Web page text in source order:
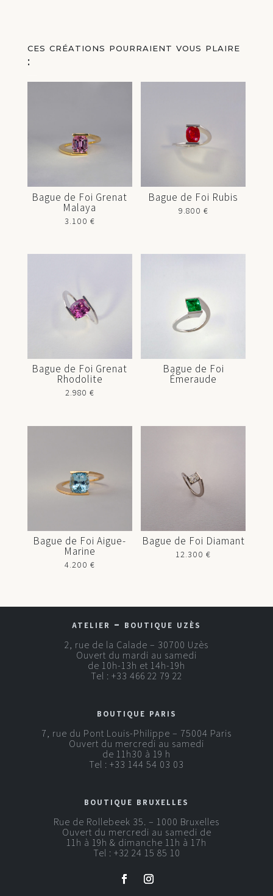
ces créations pourraient vous plaire
:
Bague de Foi Grenat
Malaya
3.100 €
Bague de Foi Rubis
9.800 €
Bague de Foi Grenat
Rhodolite
2.980 €
Bague de Foi
Émeraude
Bague de Foi Aigue-
Marine
4.200 €
Bague de Foi Diamant
12.300€
atelier – boutique uzès
2, rue de la Calade – 30700 Uzès
Ouvert du mardi au samedi
de 10h-13h et 14h-19h
Tel : +33 466 22 79 22
boutique paris
7, rue du Pont Louis-Philippe – 75004 Paris
Ouvert du mercredi au samedi
de 11h30 à 19 h
Tel : +33 144 54 03 03
boutique bruxelles
Rue de Rollebeek 35. – 1000 Bruxelles
Ouvert du mercredi au samedi de
11h à 19h & dimanche 11h à 17h
Tel : +32 24 15 85 10